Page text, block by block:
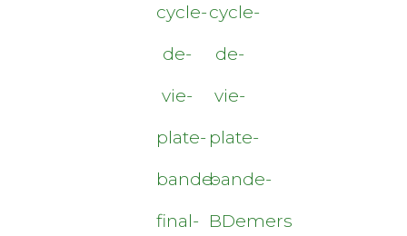
cycle-
de-
vie-
plate-
bande-
final-
cycle-
de-
vie-
plate-
bande-
BDemers